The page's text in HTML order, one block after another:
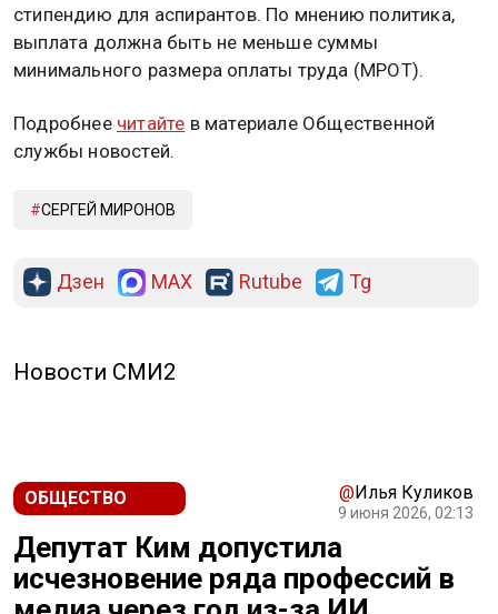
стипендию для аспирантов. По мнению политика,
выплата должна быть не меньше суммы
минимального размера оплаты труда (МРОТ).
Подробнее читайте в материале Общественной
службы новостей.
СЕРГЕЙ МИРОНОВ
Дзен MAX Rutube Tg
Новости СМИ2
ОБЩЕСТВО @Илья Куликов
9 июня 2026, 02:13
Депутат Ким допустила
исчезновение ряда профессий в